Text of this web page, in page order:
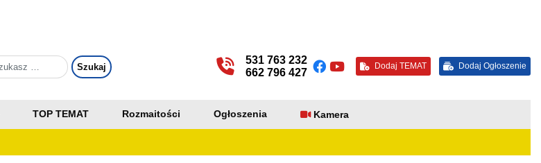
531 763 232
662 796 427
Dodaj TEMAT Dodaj Ogłoszenie
TOP TEMAT Rozmaitości Ogłoszenia Kamera